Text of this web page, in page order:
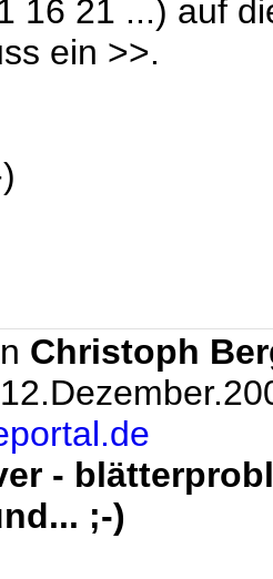
16 21 ...) auf
ein >>.
Christoph
-
;-)